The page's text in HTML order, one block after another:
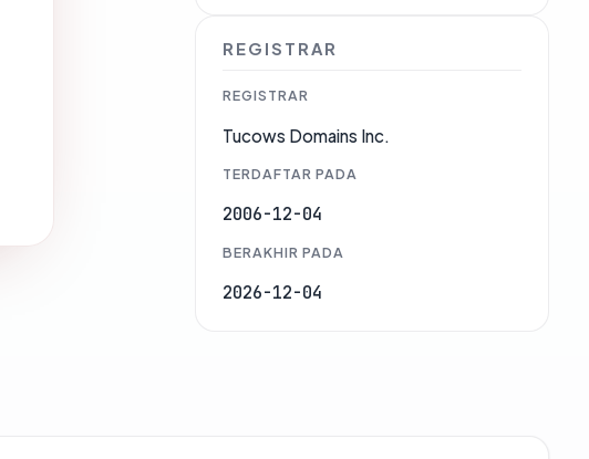
REGISTRAR
REGISTRAR
Tucows Domains Inc.
TERDAFTAR PADA
2006-12-04
BERAKHIR PADA
2026-12-04